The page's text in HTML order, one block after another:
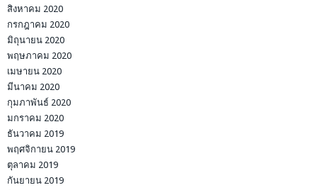
สิงหาคม 2020
กรกฎาคม 2020
มิถุนายน 2020
พฤษภาคม 2020
เมษายน 2020
มีนาคม 2020
กุมภาพันธ์ 2020
มกราคม 2020
ธันวาคม 2019
พฤศจิกายน 2019
ตุลาคม 2019
กันยายน 2019